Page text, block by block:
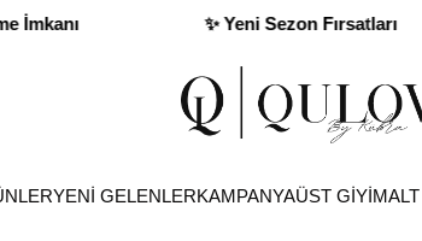
💳 Kapıda Ödeme İmkanı
YENİ GELENLERKAMPANYAÜST GİYİM